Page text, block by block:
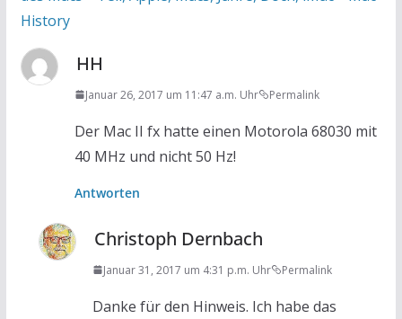
History
HH
Januar 26, 2017 um 11:47 a.m. Uhr Permalink
Der Mac II fx hatte einen Motorola 68030 mit
40 MHz und nicht 50 Hz!
Antworten
Christoph Dernbach
Januar 31, 2017 um 4:31 p.m. Uhr Permalink
Danke für den Hinweis. Ich habe das